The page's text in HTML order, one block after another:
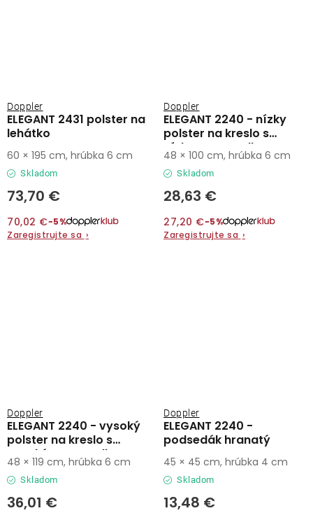
ELEGANT 2431 polster na
lehátko
Doppler
Skladom
73,70 €
70,02 €−5%
Zaregistrujte sa ›
60 × 195 cm, hrúbka 6 cm
ELEGANT 2240 - nízky
polster na kreslo s
nízkym operadlom
Doppler
Skladom
28,63 €
27,20 €−5%
Zaregistrujte sa ›
48 × 100 cm, hrúbka 6 cm
ELEGANT 2240 - vysoký
polster na kreslo s
vysokým operadlom
Doppler
Skladom
36,01 €
48 × 119 cm, hrúbka 6 cm
ELEGANT 2240 -
podsedák hranatý
Doppler
Skladom
13,48 €
45 × 45 cm, hrúbka 4 cm